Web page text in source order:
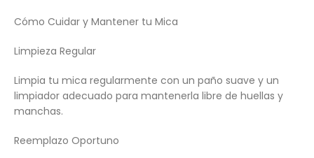
Cómo Cuidar y Mantener tu Mica
Limpieza Regular
Limpia tu mica regularmente con un paño suave y un
limpiador adecuado para mantenerla libre de huellas y
manchas.
Reemplazo Oportuno